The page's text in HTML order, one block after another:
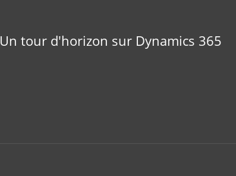
Un tour d'horizon sur Dynamics 365